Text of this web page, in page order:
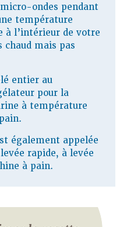
ondes pendant
température
à l’intérieur de votre
mais pas
entier au
pour la
à température
également appelée
rapide, à levée
à pain.